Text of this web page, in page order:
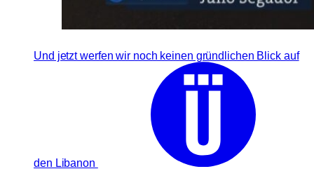
Und jetzt werfen wir noch keinen gründlichen Blick auf
den Libanon